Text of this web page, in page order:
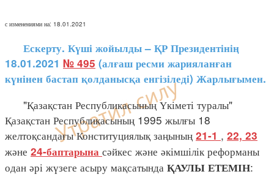
с изменениями на: 18.01.2021
Ескерту. Күші жойылды – ҚР Президентінің
18.01.2021 № 495 (алғаш ресми жарияланған
күнінен бастап қолданысқа енгізіледі) Жарлығымен.
"Қазақстан Республикасының Үкіметі туралы"
Қазақстан Республикасының 1995 жылғы 18
желтоқсандағы Конституциялық заңының 21-1 , 22, 23
және 24-баптарына сәйкес және әкімшілік реформаны
одан әрі жүзеге асыру мақсатында ҚАУЛЫ ЕТЕМІН: